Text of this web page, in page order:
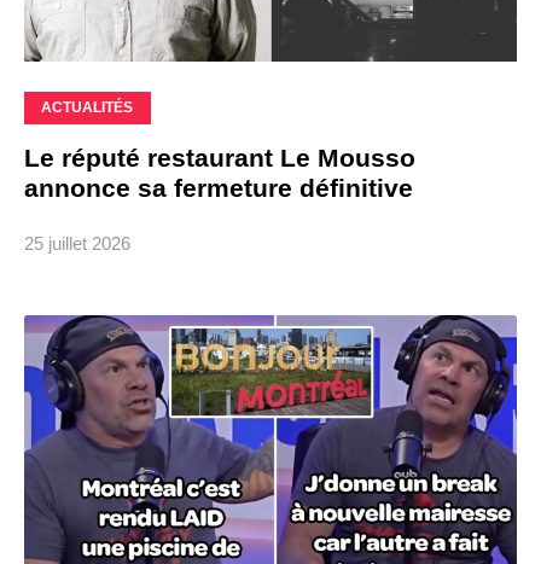
ACTUALITÉS
Le réputé restaurant Le Mousso
annonce sa fermeture définitive
25 juillet 2026